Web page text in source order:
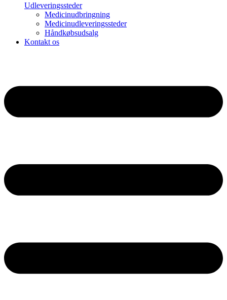
Udleveringssteder
Medicinudbringning
Medicinudleveringssteder
Håndkøbsudsalg
Kontakt os